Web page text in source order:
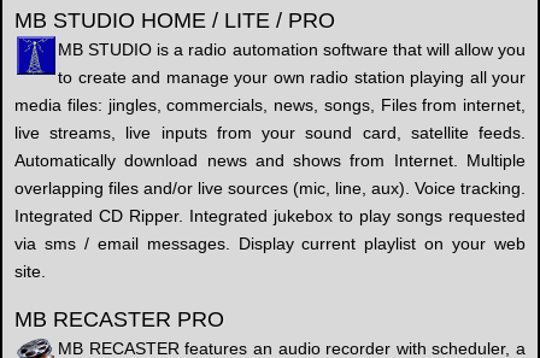
MB STUDIO HOME / LITE / PRO
MB STUDIO is a radio automation software that will allow you
to create and manage your own radio station playing all your
media files: jingles, commercials, news, songs, Files from internet,
live streams, live inputs from your sound card, satellite feeds.
Automatically download news and shows from Internet. Multiple
overlapping files and/or live sources (mic, line, aux). Voice tracking.
Integrated CD Ripper. Integrated jukebox to play songs requested
via sms / email messages. Display current playlist on your web
site.
MB RECASTER PRO
MB RECASTER features an audio recorder with scheduler, a